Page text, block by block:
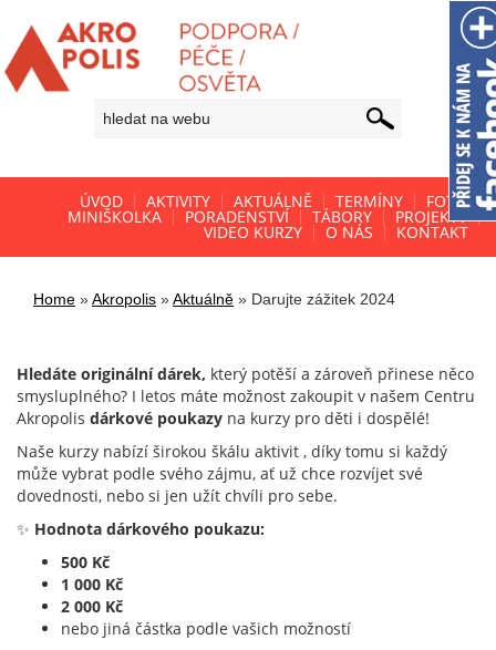
ÚVOD AKTIVITY AKTUÁLNĚ TERMÍNY FOTO
MINIŠKOLKA PORADENSTVÍ TÁBORY PROJEKTY
VIDEO KURZY O NÁS KONTAKT
Home »Akropolis »Aktuálně » Darujte zážitek 2024
Hledáte originální dárek, který potěší a zároveň přinese něco
smysluplného? I letos máte možnost zakoupit v našem Centru
Akropolis dárkové poukazy na kurzy pro děti i dospělé!
Naše kurzy nabízí širokou škálu aktivit , díky tomu si každý
může vybrat podle svého zájmu, ať už chce rozvíjet své
dovednosti, nebo si jen užít chvíli pro sebe.
✨ Hodnota dárkového poukazu:
500 Kč
1 000 Kč
2 000 Kč
nebo jiná částka podle vašich možností